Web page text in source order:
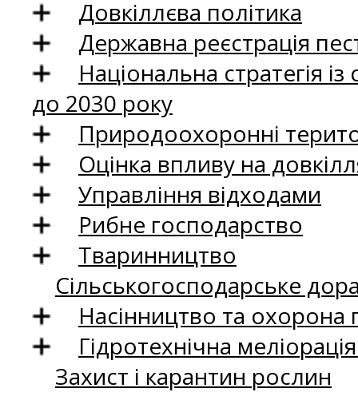
Довкіллєва політика
Державна реєстрація
Національна стратегія
до 2030 року
Природоохоронні
Оцінка впливу на
Управління відходами
Рибне господарство
Тваринництво
Сільськогосподарське
Насінництво та
Гідротехнічна
Захист і карантин рослин